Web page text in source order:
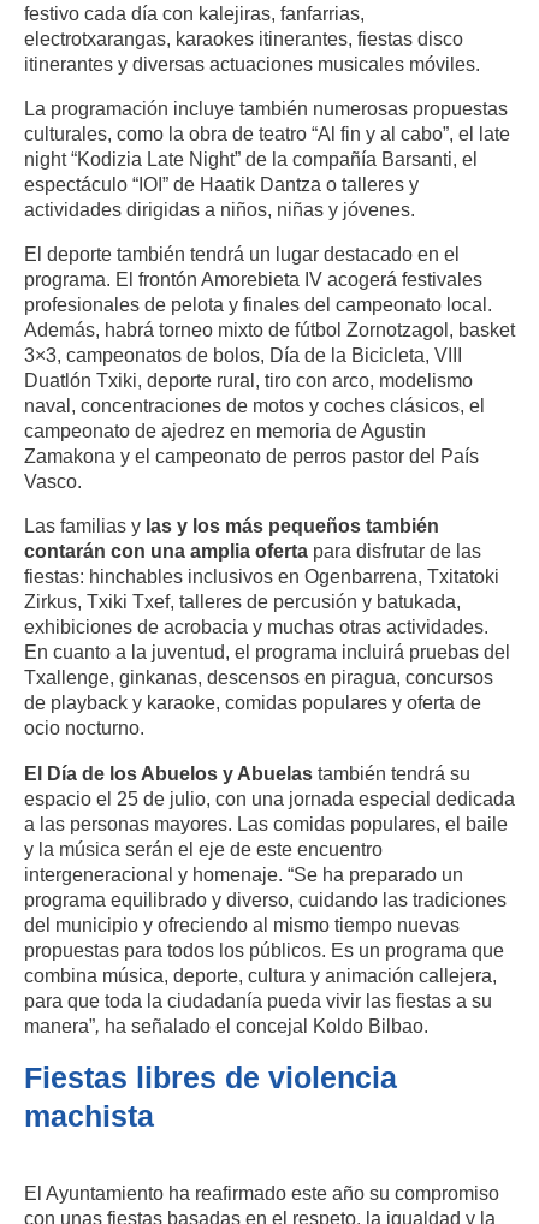
festivo cada día con kalejiras, fanfarrias,
electrotxarangas, karaokes itinerantes, fiestas disco
itinerantes y diversas actuaciones musicales móviles.
La programación incluye también numerosas propuestas
culturales, como la obra de teatro “Al fin y al cabo”, el late
night “Kodizia Late Night” de la compañía Barsanti, el
espectáculo “IOI” de Haatik Dantza o talleres y
actividades dirigidas a niños, niñas y jóvenes.
El deporte también tendrá un lugar destacado en el
programa. El frontón Amorebieta IV acogerá festivales
profesionales de pelota y finales del campeonato local.
Además, habrá torneo mixto de fútbol Zornotzagol, basket
3×3, campeonatos de bolos, Día de la Bicicleta, VIII
Duatlón Txiki, deporte rural, tiro con arco, modelismo
naval, concentraciones de motos y coches clásicos, el
campeonato de ajedrez en memoria de Agustin
Zamakona y el campeonato de perros pastor del País
Vasco.
Las familias y las y los más pequeños también
contarán con una amplia oferta para disfrutar de las
fiestas: hinchables inclusivos en Ogenbarrena, Txitatoki
Zirkus, Txiki Txef, talleres de percusión y batukada,
exhibiciones de acrobacia y muchas otras actividades.
En cuanto a la juventud, el programa incluirá pruebas del
Txallenge, ginkanas, descensos en piragua, concursos
de playback y karaoke, comidas populares y oferta de
ocio nocturno.
El Día de los Abuelos y Abuelas también tendrá su
espacio el 25 de julio, con una jornada especial dedicada
a las personas mayores. Las comidas populares, el baile
y la música serán el eje de este encuentro
intergeneracional y homenaje. “Se ha preparado un
programa equilibrado y diverso, cuidando las tradiciones
del municipio y ofreciendo al mismo tiempo nuevas
propuestas para todos los públicos. Es un programa que
combina música, deporte, cultura y animación callejera,
para que toda la ciudadanía pueda vivir las fiestas a su
manera”, ha señalado el concejal Koldo Bilbao.
Fiestas libres de violencia
machista
El Ayuntamiento ha reafirmado este año su compromiso
con unas fiestas basadas en el respeto, la igualdad y la